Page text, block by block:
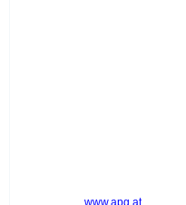
www.apg.at